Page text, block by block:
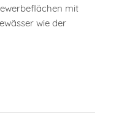
mit
wie der